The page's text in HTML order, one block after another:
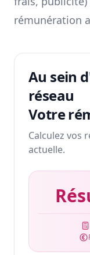
rémunération
Au sein
réseau
Votre
Calculez vos
actuelle.